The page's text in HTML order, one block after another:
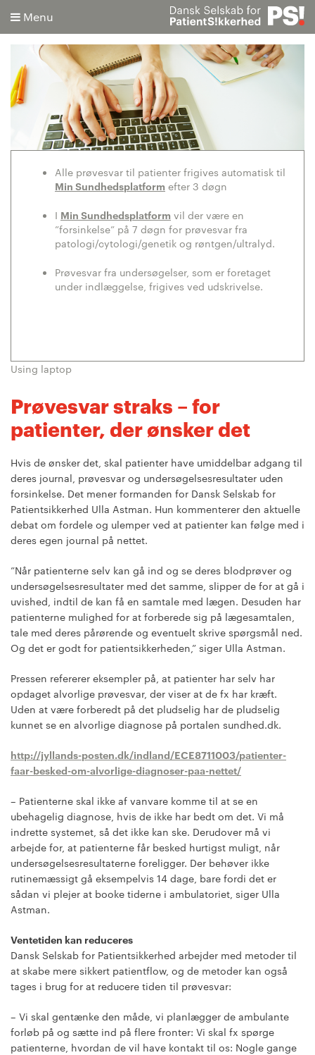
Menu
Søg
Avanceret søgning
Alle prøvesvar til patienter frigives automatisk til
Min Sundhedsplatform efter 3 døgn
I Min Sundhedsplatform vil der være en
”forsinkelse” på 7 døgn for prøvesvar fra
patologi/cytologi/genetik og røntgen/ultralyd.
Prøvesvar fra undersøgelser, som er foretaget
under indlæggelse, frigives ved udskrivelse.
Using laptop
Prøvesvar straks – for
patienter, der ønsker det
Hvis de ønsker det, skal patienter have umiddelbar adgang til
deres journal, prøvesvar og undersøgelsesresultater uden
forsinkelse. Det mener formanden for Dansk Selskab for
Patientsikkerhed Ulla Astman. Hun kommenterer den aktuelle
debat om fordele og ulemper ved at patienter kan følge med i
deres egen journal på nettet.
”Når patienterne selv kan gå ind og se deres blodprøver og
undersøgelsesresultater med det samme, slipper de for at gå i
uvished, indtil de kan få en samtale med lægen. Desuden har
patienterne mulighed for at forberede sig på lægesamtalen,
tale med deres pårørende og eventuelt skrive spørgsmål ned.
Og det er godt for patientsikkerheden,” siger Ulla Astman.
Pressen refererer eksempler på, at patienter har selv har
opdaget alvorlige prøvesvar, der viser at de fx har kræft.
Uden at være forberedt på det pludselig har de pludselig
kunnet se en alvorlige diagnose på portalen sundhed.dk.
http://jyllands-posten.dk/indland/ECE8711003/patienter-
faar-besked-om-alvorlige-diagnoser-paa-nettet/
– Patienterne skal ikke af vanvare komme til at se en
ubehagelig diagnose, hvis de ikke har bedt om det. Vi må
indrette systemet, så det ikke kan ske. Derudover må vi
arbejde for, at patienterne får besked hurtigst muligt, når
undersøgelsesresultaterne foreligger. Der behøver ikke
rutinemæssigt gå eksempelvis 14 dage, bare fordi det er
sådan vi plejer at booke tiderne i ambulatoriet, siger Ulla
Astman.
Ventetiden kan reduceres
Dansk Selskab for Patientsikkerhed arbejder med metoder til
at skabe mere sikkert patientflow, og de metoder kan også
tages i brug for at reducere tiden til prøvesvar:
– Vi skal gentænke den måde, vi planlægger de ambulante
forløb på og sætte ind på flere fronter: Vi skal fx spørge
patienterne, hvordan de vil have kontakt til os: Nogle gange